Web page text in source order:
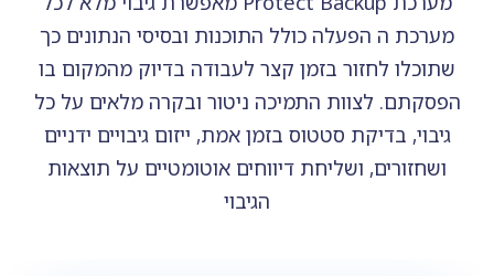
מערכת ה הפעלה כולל התוכנות ובסיסי הנתונים כך
שתוכלו לחזור בזמן קצר לעבודה בדיוק מהמקום בו
הפסקתם. לצוות התמיכה ניטור ובקרה מלאים על כל
גיבוי, בדיקת סטטוס בזמן אמת, ייזום גיבויים ידניים
ושחזורים, ושליחת דיווחים אוטומטיים על תוצאות
הגיבוי